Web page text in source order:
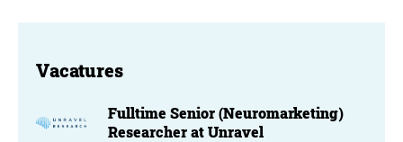
Vacatures
Fulltime Senior (Neuromarketing)
Researcher at Unravel